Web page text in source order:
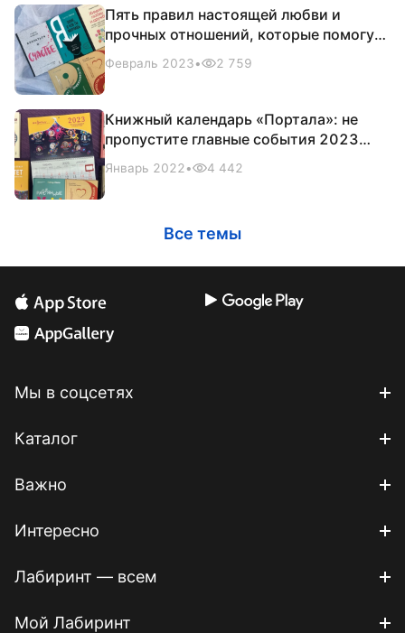
Пять правил настоящей любви и
прочных отношений, которые помогут
Февраль 2023• 2 759
Книжный календарь «Портала»: не
пропустите главные события 2023
Январь 2022• 4 442
Все темы
Мы в соцсетях
Каталог
Важно
Интересно
Лабиринт — всем
Мой Лабиринт